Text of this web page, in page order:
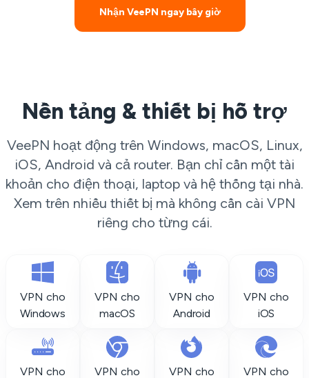
Nhận VeePN ngay bây giờ
Nền tảng & thiết bị hỗ trợ
VeePN hoạt động trên Windows, macOS, Linux,
iOS, Android và cả router. Bạn chỉ cần một tài
khoản cho điện thoại, laptop và hệ thống tại nhà.
Xem trên nhiều thiết bị mà không cần cài VPN
riêng cho từng cái.
VPN cho
Windows
VPN cho
macOS
VPN cho
Android
VPN cho
iOS
VPN cho
VPN cho
VPN cho
VPN cho